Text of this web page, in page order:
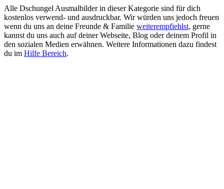
Alle Dschungel Ausmalbilder in dieser Kategorie sind für dich
kostenlos verwend- und ausdruckbar. Wir würden uns jedoch freuen
wenn du uns an deine Freunde & Familie weiterempfiehlst, gerne
kannst du uns auch auf deiner Webseite, Blog oder deinem Profil in
den sozialen Medien erwähnen. Weitere Informationen dazu findest
du im Hilfe Bereich.